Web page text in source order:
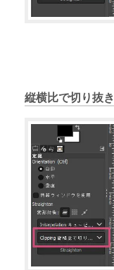
縦横比で切り抜き